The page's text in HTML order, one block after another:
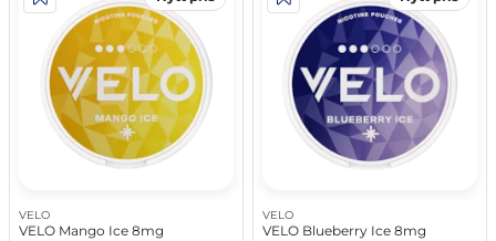
VELO
VELO Mango Ice 8mg
VELO
VELO Blueberry Ice 8mg